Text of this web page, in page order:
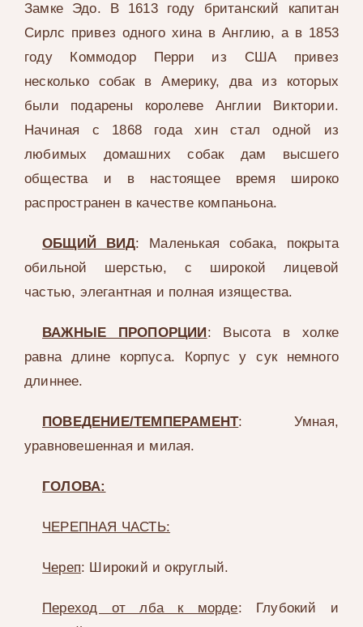
Замке Эдо. В 1613 году британский капитан
Сирлс привез одного хина в Англию, а в 1853
году Коммодор Перри из США привез
несколько собак в Америку, два из которых
были подарены королеве Англии Виктории.
Начиная с 1868 года хин стал одной из
любимых домашних собак дам высшего
общества и в настоящее время широко
распространен в качестве компаньона.
ОБЩИЙ ВИД: Маленькая собака, покрыта
обильной шерстью, с широкой лицевой
частью, элегантная и полная изящества.
ВАЖНЫЕ ПРОПОРЦИИ : Высота в холке
равна длине корпуса. Корпус у сук немного
длиннее.
ПОВЕДЕНИЕ/ТЕМПЕРАМЕНТ: Умная,
уравновешенная и милая.
ГОЛОВА:
ЧЕРЕПНАЯ ЧАСТЬ:
Череп: Широкий и округлый.
Переход от лба к морде: Глубокий и